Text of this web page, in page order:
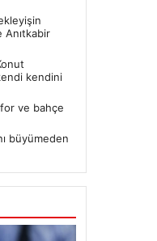
Anıtkabir
kendini
ve bahçe
büyümeden